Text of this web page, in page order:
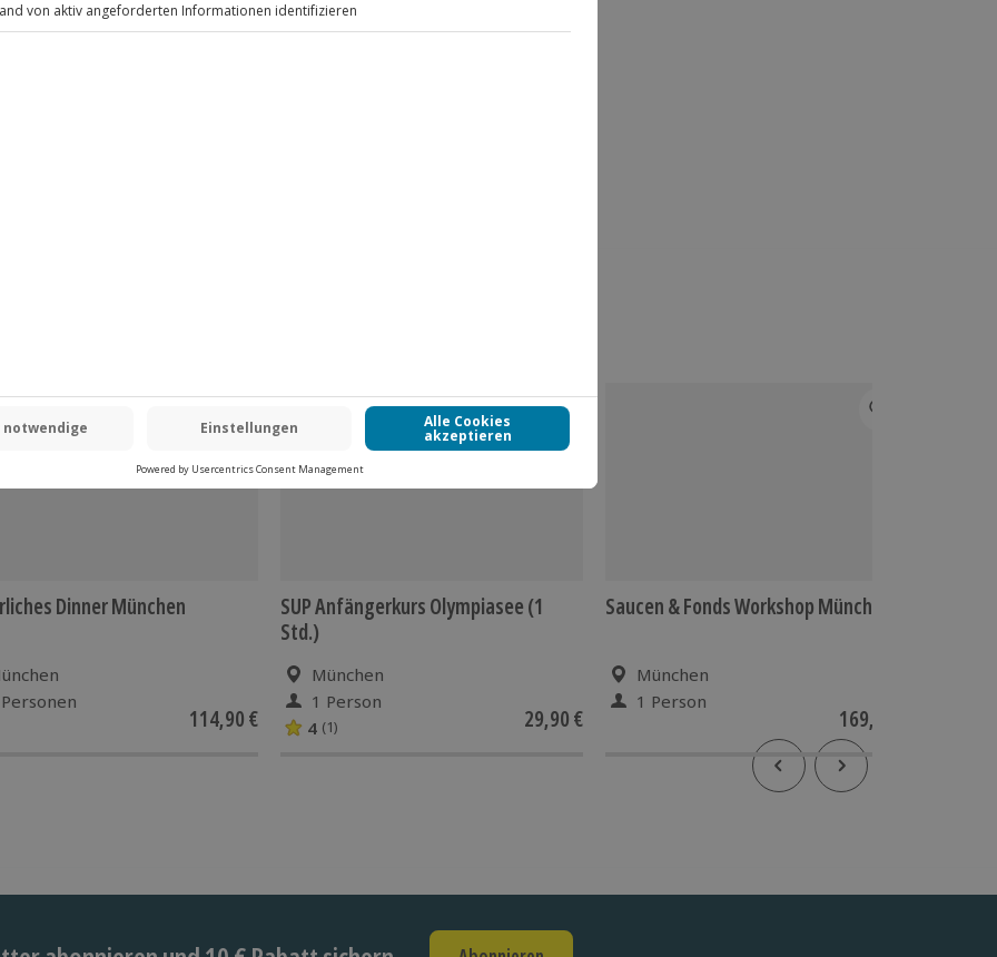
Dinner München
114,90 €
-15% CLUB DEAL
SUP Anfängerkurs Olympiasee (1
Std.)
München
1 Person
4 (1) 29,90 €
Saucen & Fonds Workshop München
München
1 Person
169,90 €